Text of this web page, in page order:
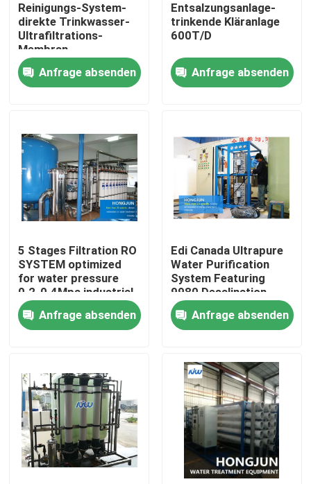
Haus
Über uns
Fabrik-Ausflug
Qualitätskontrolle
Treten Sie mit uns in Verbindung
Fälle
Brauchwasserreinigungsausrüstung
Umkehr-Osmose-Wasseraufbereitungs-Ausrüstung
Reinigungs-System-
direkte Trinkwasser-
Ultrafiltrations-
Membran-
Behandlungs-
Ausrüstung des
Reinstwasser-2200t/D
Anfrage absenden
Entsalzungsanlage-
trinkende Kläranlage
600T/D
Anfrage absenden
5 Stages Filtration RO
SYSTEM optimized
for water pressure
0.2-0.4Mpa industrial
reverse osmosis water
filtration system
Anfrage absenden
Edi Canada Ultrapure
Water Purification
System Featuring
9980 Desalination
Rate and CNP Or
Pump Ideal for
Laboratories
Anfrage absenden